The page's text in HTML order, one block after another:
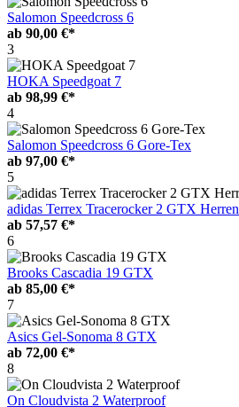
Salomon Speedcross 6
ab 90,00 €*
3
HOKA Speedgoat 7
ab 98,99 €*
4
Salomon Speedcross 6 Gore-Tex
ab 97,00 €*
5
adidas Terrex Tracerocker 2 GTX Herren
ab 57,57 €*
6
Brooks Cascadia 19 GTX
ab 85,00 €*
7
Asics Gel-Sonoma 8 GTX
ab 72,00 €*
8
On Cloudvista 2 Waterproof